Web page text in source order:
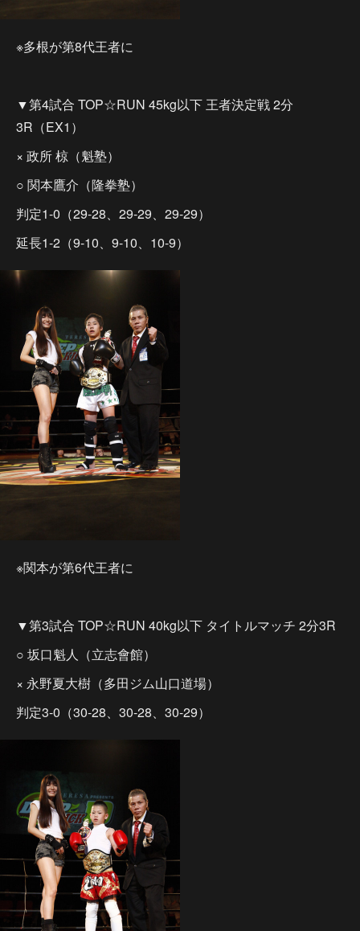
※多根が第8代王者に
▼第4試合 TOP☆RUN 45kg以下 王者決定戦 2分
3R（EX1）
× 政所 椋（魁塾）
○ 関本鷹介（隆拳塾）
判定1-0（29-28、29-29、29-29）
延長1-2（9-10、9-10、10-9）
※関本が第6代王者に
▼第3試合 TOP☆RUN 40kg以下 タイトルマッチ 2分3R
○ 坂口魁人（立志會館）
× 永野夏大樹（多田ジム山口道場）
判定3-0（30-28、30-28、30-29）